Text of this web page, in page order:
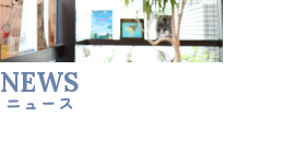
NEWS
ニュース